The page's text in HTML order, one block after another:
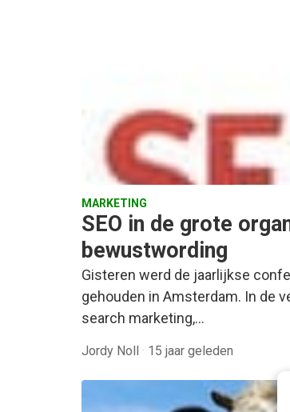
MARKETING
SEO in de grote
bewustwording
Gisteren werd de jaarlijkse
gehouden in Amsterdam. In de
search marketing,…
Jordy Noll · 15 jaar geleden